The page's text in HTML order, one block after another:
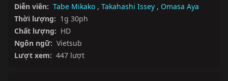
Diễn viên: Tabe Mikako , Takahashi Issey , Omasa Aya
Thời lượng: 1g 30ph
Chất lượng: HD
Ngôn ngữ: Vietsub
Lượt xem: 447 lượt